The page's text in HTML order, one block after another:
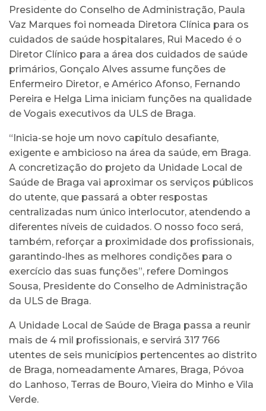
Presidente do Conselho de Administração, Paula
Vaz Marques foi nomeada Diretora Clínica para os
cuidados de saúde hospitalares, Rui Macedo é o
Diretor Clínico para a área dos cuidados de saúde
primários, Gonçalo Alves assume funções de
Enfermeiro Diretor, e Américo Afonso, Fernando
Pereira e Helga Lima iniciam funções na qualidade
de Vogais executivos da ULS de Braga.
“Inicia-se hoje um novo capítulo desafiante,
exigente e ambicioso na área da saúde, em Braga.
A concretização do projeto da Unidade Local de
Saúde de Braga vai aproximar os serviços públicos
do utente, que passará a obter respostas
centralizadas num único interlocutor, atendendo a
diferentes níveis de cuidados. O nosso foco será,
também, reforçar a proximidade dos profissionais,
garantindo-lhes as melhores condições para o
exercício das suas funções”, refere Domingos
Sousa, Presidente do Conselho de Administração
da ULS de Braga.
A Unidade Local de Saúde de Braga passa a reunir
mais de 4 mil profissionais, e servirá 317 766
utentes de seis municípios pertencentes ao distrito
de Braga, nomeadamente Amares, Braga, Póvoa
do Lanhoso, Terras de Bouro, Vieira do Minho e Vila
Verde.